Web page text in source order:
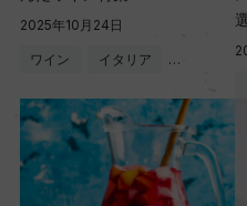
2025年10月24日
ワイン イタリア …
選